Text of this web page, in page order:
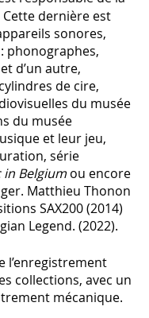
dernière est
sonores,
phonographes,
d’un autre,
de cire,
du musée
du musée
et leur jeu,
série
Belgiumou encore
Matthieu Thonon
SAX200 (2014)
Legend. (2022).
l’enregistrement
collections, avec un
mécanique.